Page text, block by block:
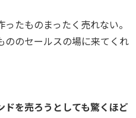
たものまったく売れない。
ののセールスの場に来てくれ
ドを売ろうとしても驚くほど